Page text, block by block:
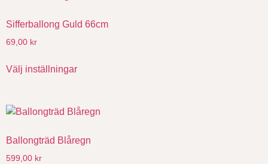
Sifferballong Guld 66cm
69,00 kr
Välj inställningar
Ballongträd Blåregn
599,00 kr